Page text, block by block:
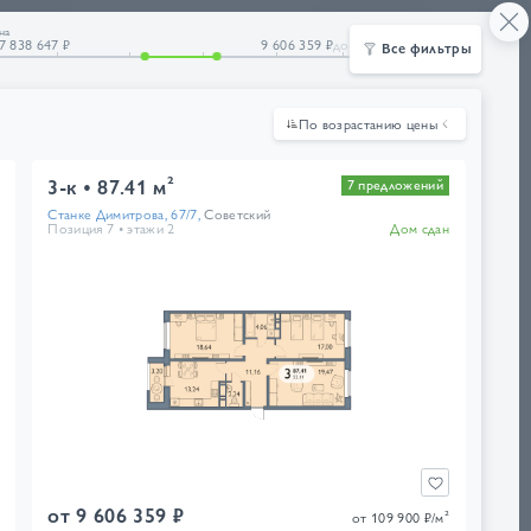
Ещё 4832 21·21·21
7 838 647 ₽ 9 606 359 ₽до Все фильтры
По возрастанию цены
По возрастанию цены
По убыванию площади
3-к 87.41 м²
7 предложений
Станке Димитрова, 67/7,Советский
Позиция 7 этажи 2 Дом сдан
от 9 606 359 ₽
от 109 900 ₽/м²